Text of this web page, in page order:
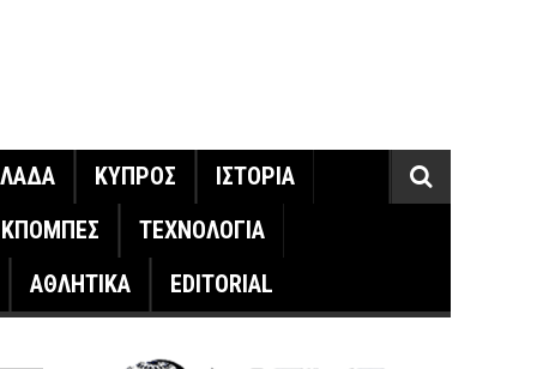
ΚΥΠΡΟΣ
ΙΣΤΟΡΙΑ
ΤΕΧΝΟΛΟΓΙΑ
ΑΘΛΗΤΙΚΑ
EDITORIAL